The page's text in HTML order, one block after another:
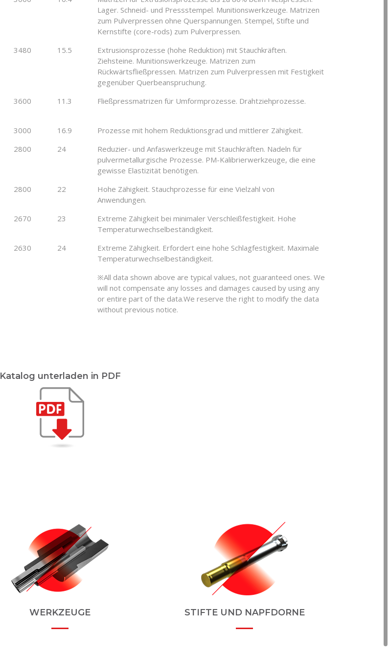
Lager. Schneid- und Pressstempel. Munitionswerkzeuge. Matrizen
zum Pulverpressen ohne Querspannungen. Stempel, Stifte und
Kernstifte (core-rods) zum Pulverpressen.
3480 15.5
Extrusionsprozesse (hohe Reduktion) mit Stauchkräften.
Ziehsteine. Munitionswerkzeuge. Matrizen zum
Rückwärtsfließpressen. Matrizen zum Pulverpressen mit Festigkeit
gegenüber Querbeanspruchung.
3600 11.3 Fließpressmatrizen für Umformprozesse. Drahtziehprozesse.
3000 16.9
Prozesse mit hohem Reduktionsgrad und mittlerer Zähigkeit.
2800 24
Reduzier- und Anfaswerkzeuge mit Stauchkräften. Nadeln für
pulvermetallurgische Prozesse. PM-Kalibrierwerkzeuge, die eine
gewisse Elastizität benötigen.
2800 22
Hohe Zähigkeit. Stauchprozesse für eine Vielzahl von
Anwendungen.
2670 23
Extreme Zähigkeit bei minimaler Verschleißfestigkeit. Hohe
Temperaturwechselbeständigkeit.
2630 24
Extreme Zähigkeit. Erfordert eine hohe Schlagfestigkeit. Maximale
Temperaturwechselbeständigkeit.
※All data shown above are typical values, not guaranteed ones. We
will not compensate any losses and damages caused by using any
or entire part of the data.We reserve the right to modify the data
without previous notice.
Katalog unterladen in PDF
WERKZEUGE STIFTE UND NAPFDORNE